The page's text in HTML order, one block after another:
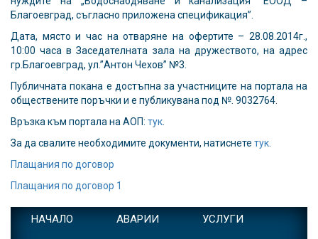
Благоевград, съгласно приложена спецификация”.
Дата, място и час на отваряне на офертите – 28.08.2014г.,
10:00 часа в Заседателната зала на дружеството, на адрес
гр.Благоевград, ул.”Антон Чехов” №3.
Публичната покана е достъпна за участниците на портала на
обществените поръчки и е публикувана под №. 9032764.
Връзка към портала на АОП: тук
За да свалите необходимите документи, натиснете тук
Плащания по договор
Плащания по договор 1
НАЧАЛО АВАРИИ
УСЛУГИ